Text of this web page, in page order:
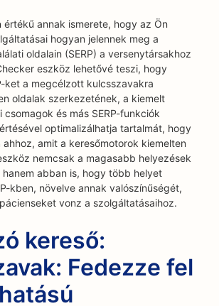
értékű annak ismerete, hogy az Ön
hogyan jelennek meg a
oldalain (SERP) a versenytársakhoz
eszköz lehetővé teszi, hogy
ket a megcélzott kulcsszavakra
oldalak szerkezetének, a kiemelt
és más SERP-funkciók
optimalizálhatja tartalmát, hogy
amit a keresőmotorok kiemelten
nemcsak a magasabb helyezések
abban is, hogy több helyet
kben, növelve annak valószínűségét,
vonz a szolgáltatásaihoz.
kereső:
Fedezze fel